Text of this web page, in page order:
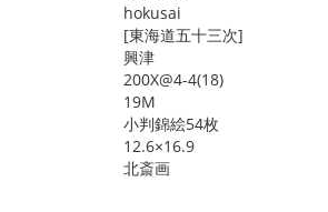
hokusai
[東海道五十三次]
興津
200X@4-4(18)
19M
小判錦絵54枚
12.6×16.9
北斎画